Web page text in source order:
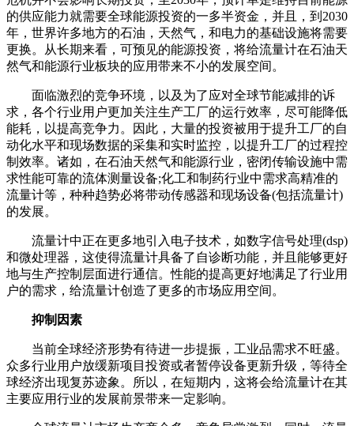
的供应能力就需要全球能源投资的一多半资金，并且，到2030
年，世界许多地方的石油，天然气，和电力的基础设施将需要
更换。从长期来看，可预见的能源投资，将给流量计在石油天
然气和能源行业板块的应用带来不小的发展空间。
面临激烈的竞争环境，以及为了应对全球节能减排的诉
求，各个行业用户更加关注生产工厂的运行效率，尽可能降低
能耗，以提高竞争力。因此，大量的投资被用于提升工厂的自
动化水平和现场数据的采集和实时监控，以提升工厂的过程控
制效率。诸如，在石油天然气和能源行业，密闭传输设施中需
求性能可靠的流体测量设备;化工和制药行业中需求高精准的
流量计等，种种趋势必将带动传感器和现场设备(包括流量计)
的发展。
流量计中正在更多地引入电子技术，如数字信号处理(dsp)
和微处理器，这使得流量计具备了自诊断功能，并且能够更好
地与生产控制层面进行通信。性能的提高更好地满足了行业用
户的需求，给流量计创造了更多的市场应用空间。
抑制因素
当前全球经济形势有待进一步提振，工业品需求不旺盛。
众多行业用户放缓新项目投资或者暂停设备更新升级，等待全
球经济出现复苏迹象。所以，在短期内，这将会给流量计在其
主要应用行业的发展前景带来一定影响。